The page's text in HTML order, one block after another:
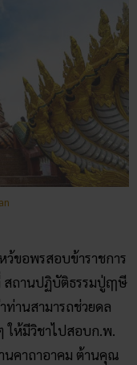
ว้ขอพรสอบข้าราชการ
สถานปฏิบัติธรรมปู่ฤๅษี
ท่านสามารถช่วยดล
ให้มีวิชาไปสอบก.พ.
นคาถาอาคม ต้านคุณ